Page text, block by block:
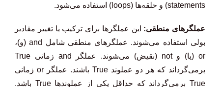
statements) و حلقه‌ها (loops) استفاده می‌شود.
عملگرهای منطقی: این عملگرها برای ترکیب یا تغییر مقادیر
بولی استفاده می‌شوند. عملگرهای منطقی شامل and (و)،
or (یا) و not (نقیض) می‌شوند. عملگر and زمانی True
برمی‌گرداند که هر دو عملوند True باشند. عملگر or زمانی
True برمی‌گرداند که حداقل یکی از عملوندها True باشد.